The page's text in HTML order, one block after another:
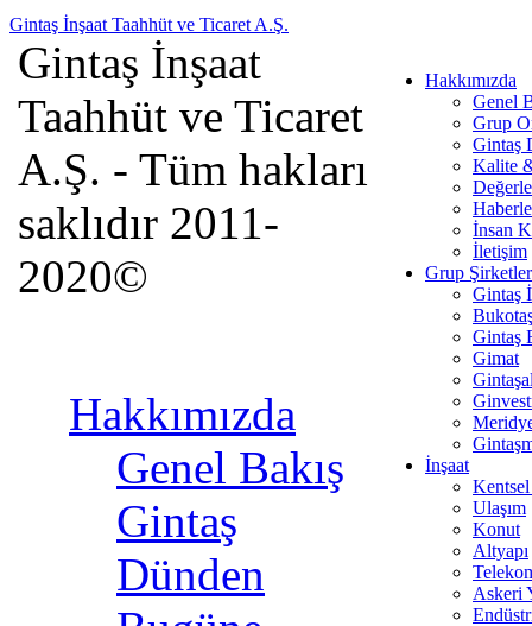
Gintaş İnşaat Taahhüt ve Ticaret A.Ş.
Hakkımızda
Genel
Grup
Gintaş
Kalite
İnsan
İletişim
Grup
Gintaş
Gintaş
Gimat
İnşaat
Kentsel
Ulaşım
Konut
Altyapı
Askeri
Gintaş İnşaat
Taahhüt ve Ticaret
A.Ş. - Tüm hakları
saklıdır 2011-
2020©
Hakkımızda
Genel Bakış
Gintaş
Dünden